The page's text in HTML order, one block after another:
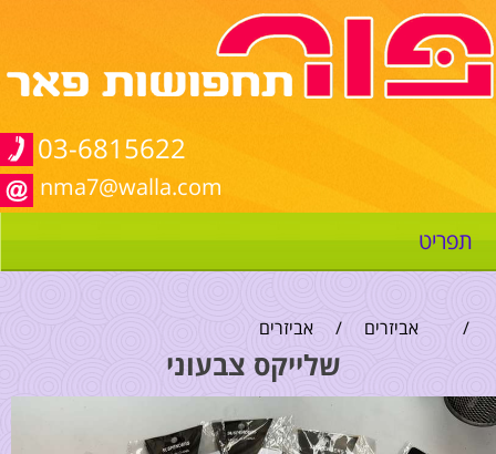
03-6815622
nma7@walla.com
תפריט
/ אביזרים / אביזרים
שלייקס צבעוני